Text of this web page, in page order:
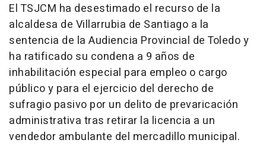
El TSJCM ha desestimado el recurso de la
alcaldesa de Villarrubia de Santiago a la
sentencia de la Audiencia Provincial de Toledo y
ha ratificado su condena a 9 años de
inhabilitación especial para empleo o cargo
público y para el ejercicio del derecho de
sufragio pasivo por un delito de prevaricación
administrativa tras retirar la licencia a un
vendedor ambulante del mercadillo municipal.